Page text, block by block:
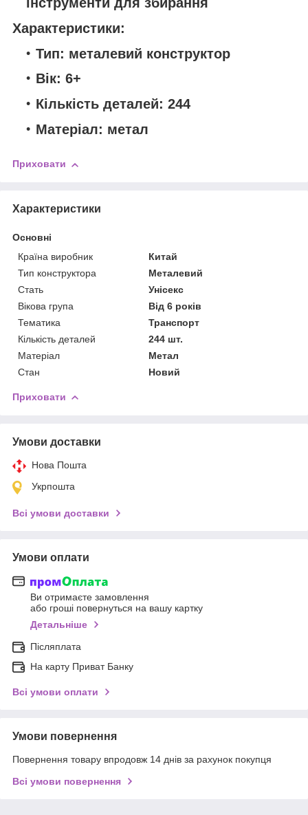
Характеристики:
Тип: металевий конструктор
Вік: 6+
Кількість деталей: 244
Матеріал: метал
Приховати
Характеристики
Основні
Країна виробник
Китай
Тип конструктора
Металевий
Стать
Унісекс
Вікова група
Від 6 років
Тематика
Транспорт
Кількість деталей
244 шт.
Матеріал
Метал
Стан
Новий
Приховати
Умови доставки
Нова Пошта
Укрпошта
Всі умови доставки
Умови оплати
Ви отримаєте замовлення
або гроші повернуться на вашу картку
Детальніше
Післяплата
На карту Приват Банку
Всі умови оплати
Умови повернення
Повернення товару впродовж 14 днів за рахунок покупця
Всі умови повернення